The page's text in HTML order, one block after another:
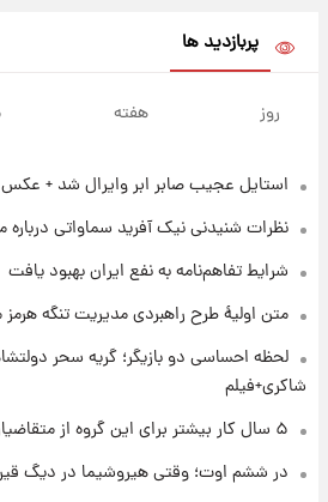
روزها پربارش‌تر
۱ روز پیش
شد؛ تیکدری، محبی و
جزئیات فعال‌سازی
شد+فیلم
تغییر تند قیمت
امروز پنجشنبه ۱۵ مرداد ۱۴۰۵ +جدول
پربازدید ها
روز هفته
استایل عجیب صابر ابر وایرال شد + عکس
نظرات شنیدنی نیک آفرید سماواتی درباره
شرایط تفاهم‌نامه به نفع ایران بهبود یافت
متن اولیۀ طرح راهبردی مدیریت تنگه
لحظه احساسی دو بازیگر؛ گریه سحر
شاکری+فیلم
۵ سال کار بیشتر برای این گروه از متقاضیان بازنشستگی
در ششم اوت؛ وقتی هیروشیما در دیگ